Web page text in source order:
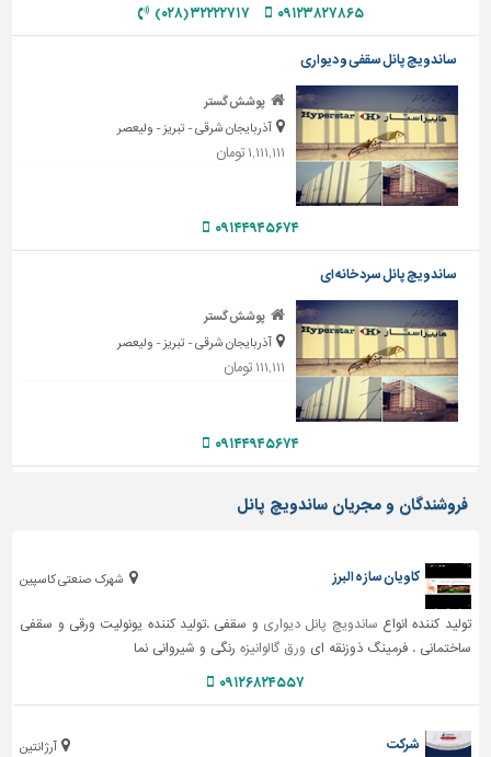
تاسیسات
ساختمان
شهرسازی،
ترافیک
و
سازه
سایر
۰۹۱۲۳۸۲۷۸۶۵ ۳۲۲۲۲۷۱۷ (۰۲۸)
ساندویچ پانل سقفی و دیواری
پوشش گستر
آذربایجان شرقی - تبریز - ولیعصر
۱,۱۱۱,۱۱۱ تومان
۰۹۱۴۴۹۴۵۶۷۴
ساندویچ پانل سرد خانه ای
پوشش گستر
آذربایجان شرقی - تبریز - ولیعصر
۱۱۱,۱۱۱ تومان
۰۹۱۴۴۹۴۵۶۷۴
فروشندگان و مجریان ساندویچ پانل
شهرک صنعتی کاسپین کاویان سازه البرز
تولید کننده انواع ساندویچ پانل دیواری و سقفی . تولید کننده یونولیت ورقی و سقفی
ساختمانی . فرمینگ ذوزنقه ای ورق گالوانیزه رنگی و شیروانی نما
۰۹۱۲۶۸۲۴۵۵۷
آرژانتین شرکت